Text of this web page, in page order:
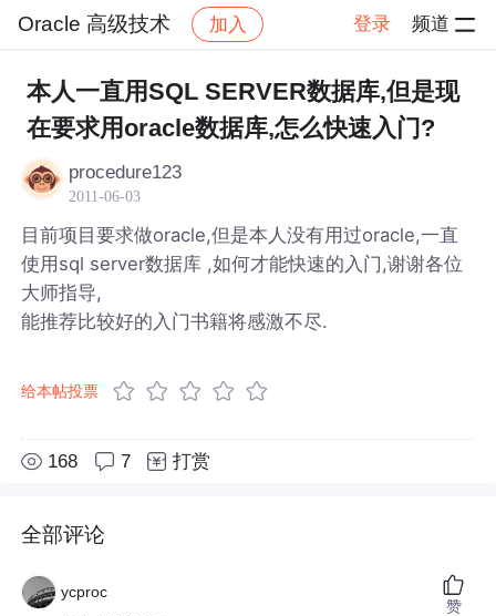
Oracle 高级技术 加入 登录 频道
社区 Oracle 高级技术 帖子详情
本人一直用SQL SERVER数据库,但是现
在要求用oracle数据库,怎么快速入门?
procedure123
2011-06-03
目前项目要求做oracle,但是本人没有用过oracle,一直
使用sql server数据库 ,如何才能快速的入门,谢谢各位
大师指导,
能推荐比较好的入门书籍将感激不尽.
给本帖投票
168 7 打赏
全部评论
ycproc
赞